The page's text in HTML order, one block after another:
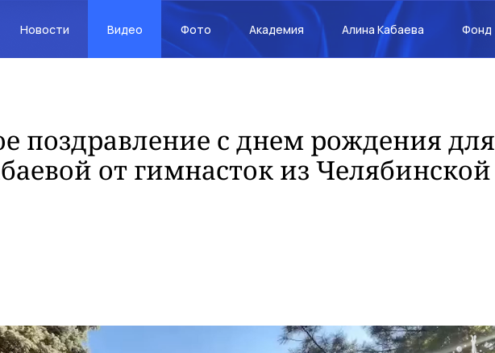
Новости Видео Фото Академия Алина Кабаева Фонд
поздравление с днем рождения для
от гимнасток из Челябинской